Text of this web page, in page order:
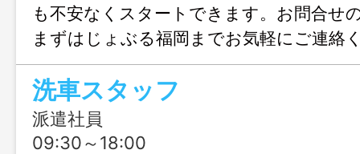
も不安なくスタートできます。お問合せ
まずはじょぶる福岡までお気軽にご連絡
洗車スタッフ
派遣社員
09:30～18:00